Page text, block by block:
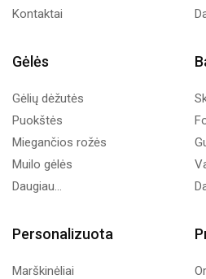
Kontaktai
Gėlės
Gėlių dėžutės
Puokštės
Miegančios rožės
Muilo gėlės
Daugiau...
Personalizuota
Marškinėliai